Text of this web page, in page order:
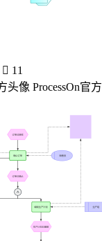
 11
ProcessOn官方